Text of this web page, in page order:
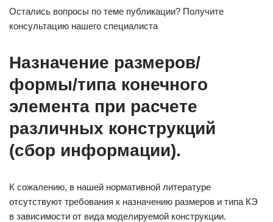
Остались вопросы по теме публикации? Получите
консультацию нашего специалиста
Назначение размеров/
формы/типа конечного
элемента при расчете
различных конструкций
(сбор информации).
К сожалению, в нашей нормативной литературе
отсутствуют требования к назначению размеров и типа КЭ
в зависимости от вида моделируемой конструкции.